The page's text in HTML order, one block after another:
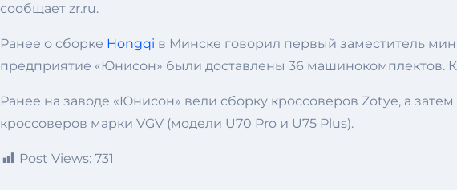
сообщает zr.ru.
Ранее о сборке Hongqi в Минске говорил первый заместитель
предприятие «Юнисон» были доставлены 36 машинокомплектов.
Ранее на заводе «Юнисон» вели сборку кроссоверов Zotye, а
кроссоверов марки VGV (модели U70 Pro и U75 Plus).
Post Views: 731